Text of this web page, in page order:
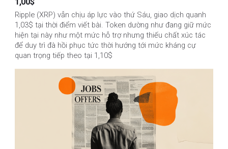
Ripple (XRP) vẫn chịu áp lực vào thứ Sáu, giao dịch quanh
1,03$ tại thời điểm viết bài. Token dường như đang giữ mức
hiện tại này như một mức hỗ trợ nhưng thiếu chất xúc tác
để duy trì đà hồi phục tức thời hướng tới mức kháng cự
quan trọng tiếp theo tại 1,10$